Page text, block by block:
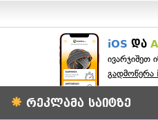
iOS და
ივარჯიშეთ
გადმოწერა
რეკლამა საიტზე